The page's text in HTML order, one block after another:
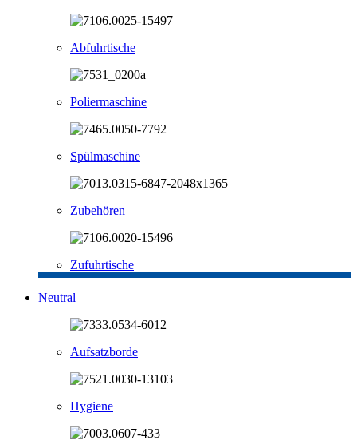
Abfuhrtische
Poliermaschine
Spülmaschine
Zubehören
Zufuhrtische
Neutral
Aufsatzborde
Hygiene